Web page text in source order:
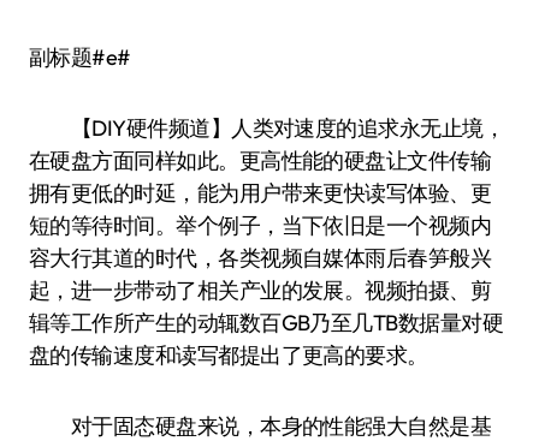
副标题#e#
【DIY硬件频道】人类对速度的追求永无止境，
在硬盘方面同样如此。更高性能的硬盘让文件传输
拥有更低的时延，能为用户带来更快读写体验、更
短的等待时间。举个例子，当下依旧是一个视频内
容大行其道的时代，各类视频自媒体雨后春笋般兴
起，进一步带动了相关产业的发展。视频拍摄、剪
辑等工作所产生的动辄数百GB乃至几TB数据量对硬
盘的传输速度和读写都提出了更高的要求。
对于固态硬盘来说，本身的性能强大自然是基